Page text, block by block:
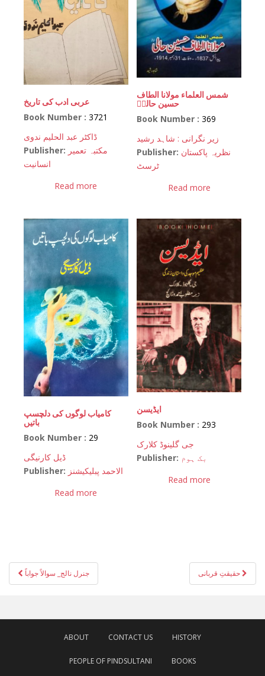
عربی ادب کی تاریخ
Book Number : 3721
ڈاکٹر عبد الحلیم ندوی
Publisher: مکتبہ تعمیر
انسانیت
Read more
شمس العلماء مولانا الطاف
حسین حالیؒ
Book Number :369
زیر نگرانی : شاہد رشید
Publisher: نظریہ پاکستان
ٹرسٹ
Read more
کامیاب لوگوں کی دلچسپ
باتیں
Book Number : 29
ڈیل کارنیگی
Publisher: الاحمد پبلیکیشنز
Read more
ایڈیسن
Book Number : 293
جی گلینوڈ کلارک
Publisher: بک ہوم
Read more
Post
navigation
جنرل نالج_ سوالاً جواباً
ABOUT CONTACT US HISTORY
PEOPLE OF PINDSULTANI BOOKS